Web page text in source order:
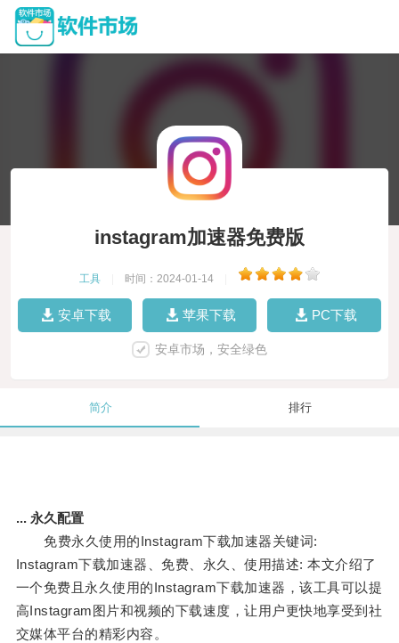
instagram加速器免费版
工具 时间：2024-01-14
安卓下载 苹果下载 PC下载
安卓市场，安全绿色
简介 排行
... 永久配置
免费永久使用的Instagram下载加速器关键词:
Instagram下载加速器、免费、永久、使用描述: 本文介绍了
一个免费且永久使用的Instagram下载加速器，该工具可以提
高Instagram图片和视频的下载速度，让用户更快地享受到社
交媒体平台的精彩内容。